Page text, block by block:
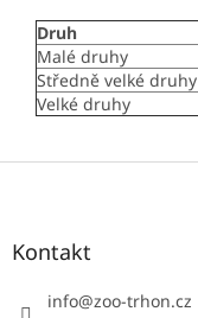
Druh
Malé druhy
Středně velké druhy
Velké druhy
Z
Kontakt
info@zoo-trhon.cz